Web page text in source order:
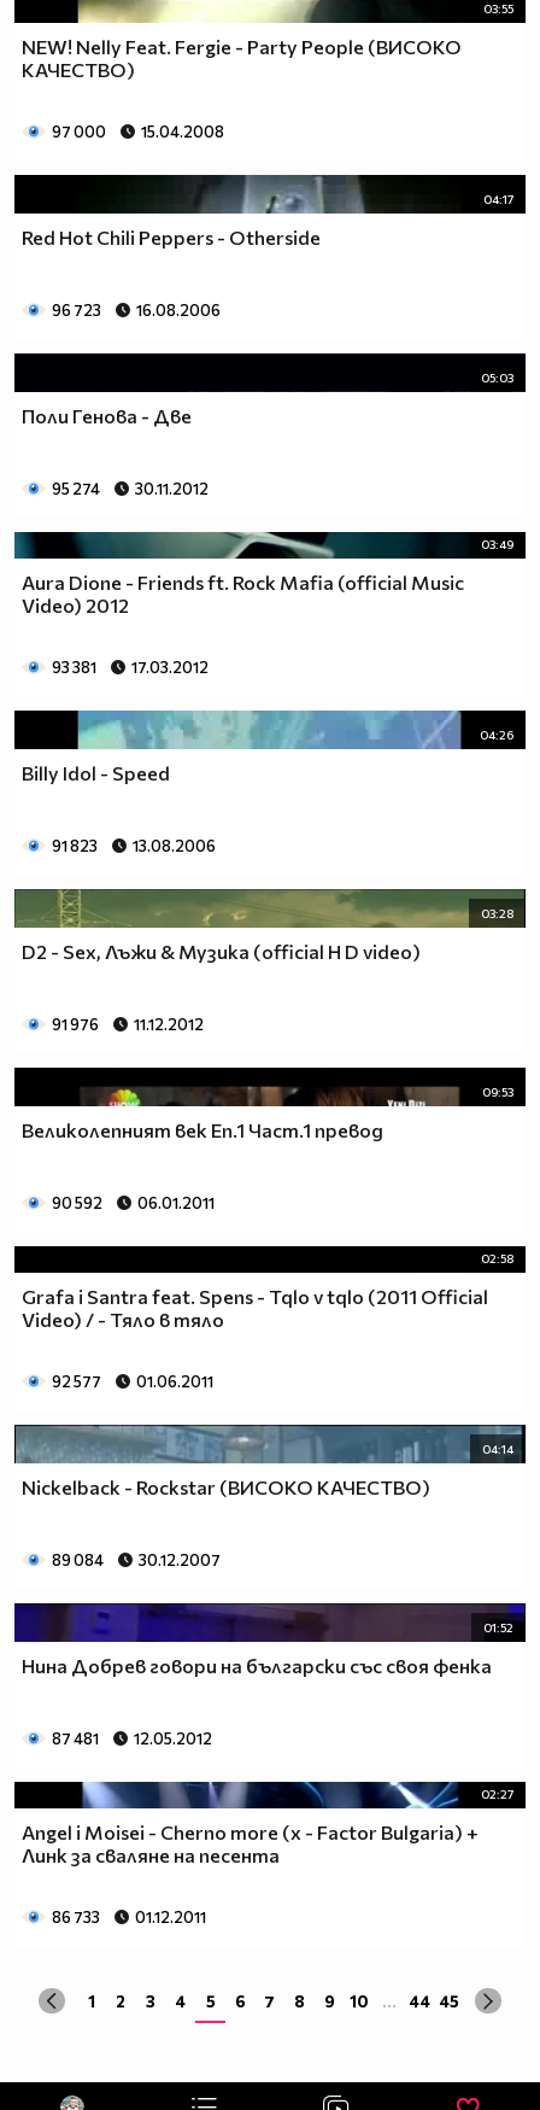
03:55
NEW! Nelly Feat. Fergie - Party People (ВИСОКО
КАЧЕСТВО)
97 000 15.04.2008
04:17
Red Hot Chili Peppers - Otherside
96 723 16.08.2006
05:03
Поли Генова - Две
95 274 30.11.2012
03:49
Aura Dione - Friends ft. Rock Mafia (official Music
Video) 2012
93 381 17.03.2012
04:26
Billy Idol - Speed
91 823 13.08.2006
03:28
D2 - Sex, Лъжи & Музика (official H D video)
91 976 11.12.2012
09:53
Великолепният век Еп.1 Част.1 превод
90 592 06.01.2011
02:58
Grafa i Santra feat. Spens - Tqlo v tqlo (2011 Official
Video) / - Тяло в тяло
92 577 01.06.2011
04:14
Nickelback - Rockstar (ВИСОКО КАЧЕСТВО)
89 084 30.12.2007
01:52
Нина Добрев говори на български със своя фенка
87 481 12.05.2012
02:27
Angel i Moisei - Cherno more (x - Factor Bulgaria) +
Линк за сваляне на песента
86 733 01.12.2011
1 2 3 4 5 6 7 8 9 10 ... 44 45